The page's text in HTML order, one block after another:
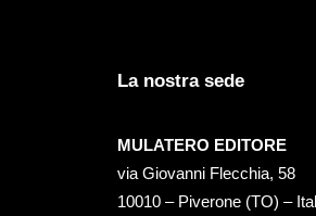
La nostra sede
MULATERO EDITORE
via Giovanni Flecchia, 58
10010 – Piverone (TO) –